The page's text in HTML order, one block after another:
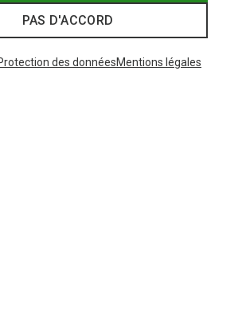
PAS D'ACCORD
des donnéesMentions légales